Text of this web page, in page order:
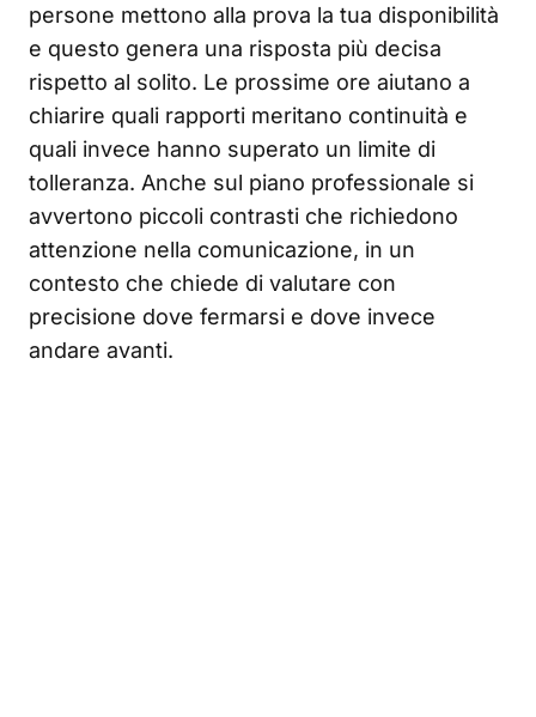
persone mettono alla prova la tua disponibilità
e questo genera una risposta più decisa
rispetto al solito. Le prossime ore aiutano a
chiarire quali rapporti meritano continuità e
quali invece hanno superato un limite di
tolleranza. Anche sul piano professionale si
avvertono piccoli contrasti che richiedono
attenzione nella comunicazione, in un
contesto che chiede di valutare con
precisione dove fermarsi e dove invece
andare avanti.